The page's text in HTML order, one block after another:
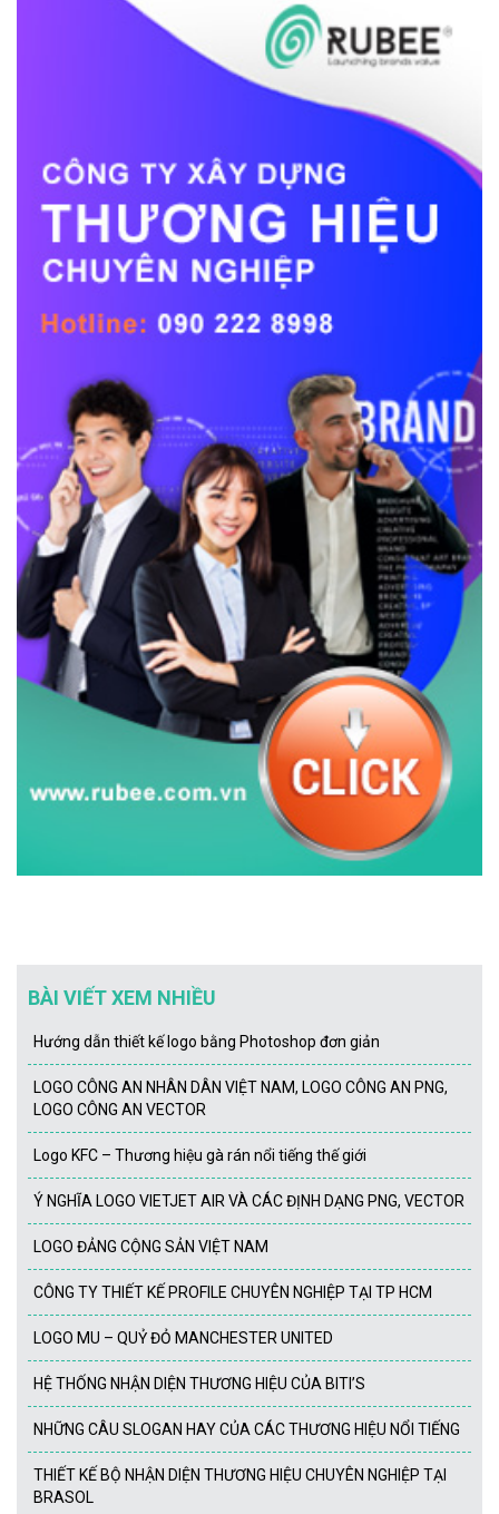
BÀI VIẾT XEM NHIỀU
Hướng dẫn thiết kế logo bằng Photoshop đơn giản
LOGO CÔNG AN NHÂN DÂN VIỆT NAM, LOGO CÔNG AN PNG,
LOGO CÔNG AN VECTOR
Logo KFC – Thương hiệu gà rán nổi tiếng thế giới
Ý NGHĨA LOGO VIETJET AIR VÀ CÁC ĐỊNH DẠNG PNG, VECTOR
LOGO ĐẢNG CỘNG SẢN VIỆT NAM
CÔNG TY THIẾT KẾ PROFILE CHUYÊN NGHIỆP TẠI TP HCM
LOGO MU – QUỶ ĐỎ MANCHESTER UNITED
HỆ THỐNG NHẬN DIỆN THƯƠNG HIỆU CỦA BITI’S
NHỮNG CÂU SLOGAN HAY CỦA CÁC THƯƠNG HIỆU NỔI TIẾNG
THIẾT KẾ BỘ NHẬN DIỆN THƯƠNG HIỆU CHUYÊN NGHIỆP TẠI
BRASOL